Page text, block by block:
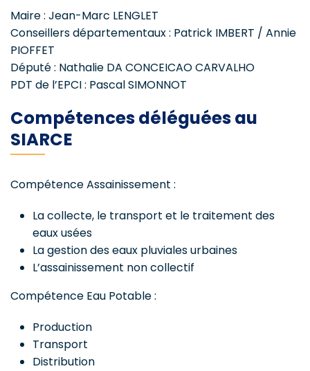
Maire : Jean-Marc LENGLET
Conseillers départementaux : Patrick IMBERT / Annie
PIOFFET
Député : Nathalie DA CONCEICAO CARVALHO
PDT de l’EPCI : Pascal SIMONNOT
Compétences déléguées au
SIARCE
Compétence Assainissement :
La collecte, le transport et le traitement des
eaux usées
La gestion des eaux pluviales urbaines
L’assainissement non collectif
Compétence Eau Potable :
Production
Transport
Distribution